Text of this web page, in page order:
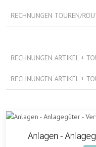
RECHNUNGEN TOUREN/
RECHNUNGEN ARTIKEL +
RECHNUNGEN ARTIKEL +
Anlagen -